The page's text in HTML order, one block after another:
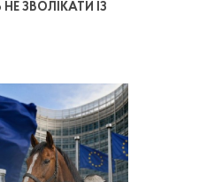
ЗВОЛІКАТИ ІЗ